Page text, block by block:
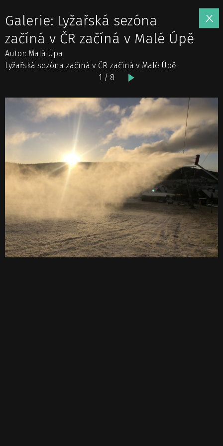
Galerie: Lyžařská sezóna
začíná v ČR začíná v Malé Úpě
Autor: Malá Úpa
Lyžařská sezóna začíná v ČR začíná v Malé Úpě
1 / 8